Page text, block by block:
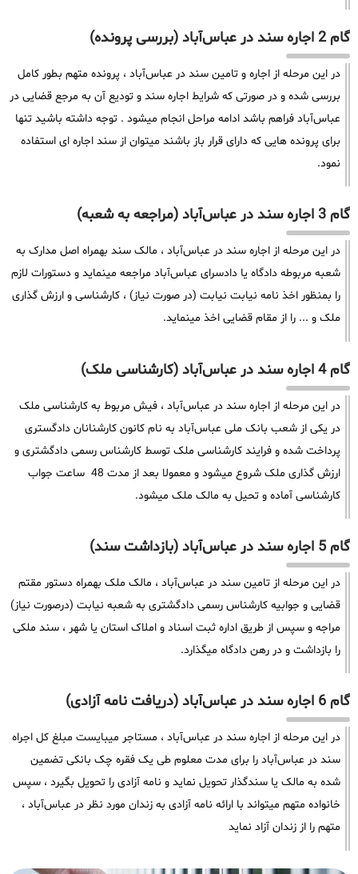
گام 2 اجاره سند در عباس‌آباد (بررسی پرونده)
در این مرحله از اجاره و تامین سند در عباس‌آباد ، پرونده متهم بطور کامل
بررسی شده و در صورتی که شرایط اجاره سند و تودیع آن به مرجع قضایی در
عباس‌آباد فراهم باشد ادامه مراحل انجام میشود . توجه داشته باشید تنها
برای پرونده هایی که دارای قرار باز باشند میتوان از سند اجاره ای استفاده
نمود.
گام 3 اجاره سند در عباس‌آباد (مراجعه به شعبه)
در این مرحله از اجاره سند در عباس‌آباد ، مالک سند بهمراه اصل مدارک به
شعبه مربوطه دادگاه یا دادسرای عباس‌آباد مراجعه مینماید و دستورات لازم
را بمنظور اخذ نامه نیابت نیابت (در صورت نیاز) ، کارشناسی و ارزش گذاری
ملک و ... را از مقام قضایی اخذ مینماید.
گام 4 اجاره سند در عباس‌آباد (کارشناسی ملک)
در این مرحله از اجاره سند در عباس‌آباد ، فیش مربوط به کارشناسی ملک
در یکی از شعب بانک ملی عباس‌آباد به نام کانون کارشنانان دادگستری
پرداخت شده و فرایند کارشناسی ملک توسط کارشناس رسمی دادگشتری و
ارزش گذاری ملک شروع میشود و معمولا بعد از مدت 48 ساعت جواب
کارشناسی آماده و تحیل به مالک ملک میشود.
گام 5 اجاره سند در عباس‌آباد (بازداشت سند)
در این مرحله از تامین سند در عباس‌آباد ، مالک ملک بهمراه دستور مقتم
قضایی و جوابیه کارشناس رسمی دادگشتری به شعبه نیابت (درصورت نیاز)
مراجه و سپس از طریق اداره ثبت اسناد و املاک استان یا شهر ، سند ملکی
را بازداشت و در رهن دادگاه میگذارد.
گام 6 اجاره سند در عباس‌آباد (دریافت نامه آزادی)
در این مرحله از اجاره سند در عباس‌آباد ، مستاجر میبایست مبلغ کل اجراه
سند در عباس‌آباد را برای مدت معلوم طی یک فقره چک بانکی تضمین
شده به مالک یا سندگذار تحویل نماید و نامه آزادی را تحویل بگیرد ، سپس
خانواده متهم میتواند با ارائه نامه آزادی به زندان مورد نظر در عباس‌آباد ،
متهم را از زندان آزاد نماید